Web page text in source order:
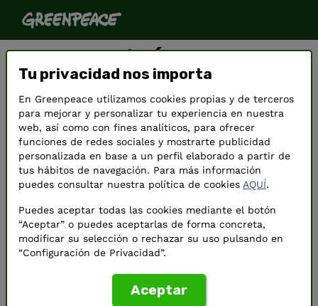
Hazte socio/a. Únete a
Greenpeace
Nos estás ayudando a seguir defendiendo el
planeta de forma eficaz e independiente.
Tu privacidad nos importa
En Greenpeace utilizamos cookies propias y de terceros
para mejorar y personalizar tu experiencia en nuestra
web, así como con fines analíticos, para ofrecer
funciones de redes sociales y mostrarte publicidad
personalizada en base a un perfil elaborado a partir de
tus hábitos de navegación. Para más información
puedes consultar nuestra política de cookies AQUÍ.
Puedes aceptar todas las cookies mediante el botón
“Aceptar” o puedes aceptarlas de forma concreta,
modificar su selección o rechazar su uso pulsando en
“Configuración de Privacidad”.
Aceptar